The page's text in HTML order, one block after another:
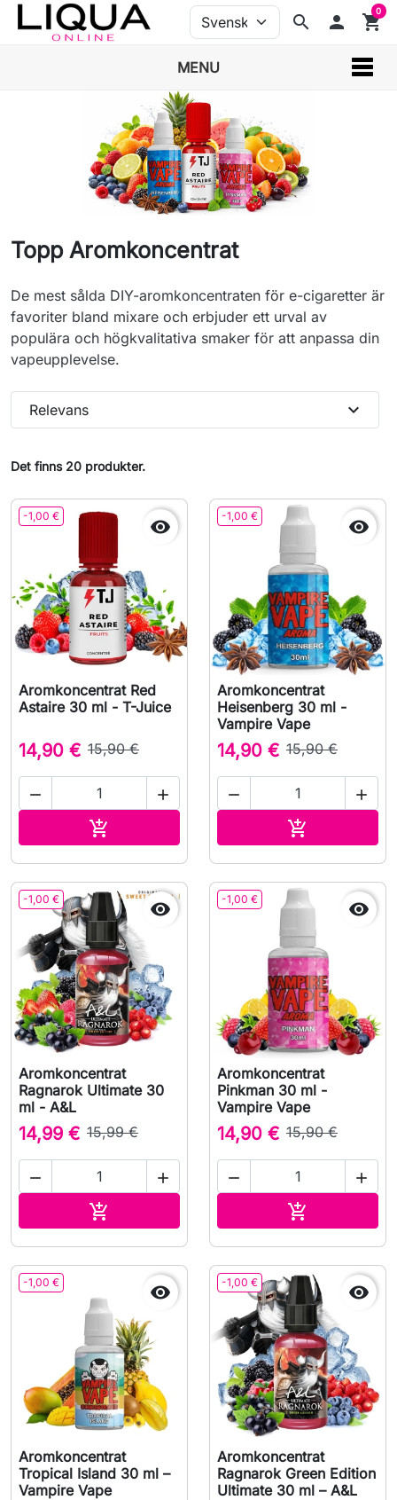
search person shopping_cart
0
MENU
Topp Aromkoncentrat
De mest sålda DIY-aromkoncentraten för e-cigaretter är
favoriter bland mixare och erbjuder ett urval av
populära och högkvalitativa smaker för att anpassa din
vapeupplevelse.
Det finns 20 produkter.
Relevans expand_more
-1,00 € 
Aromkoncentrat Red
Astaire 30 ml - T-Juice
14,90 € 15,90 €
 

-1,00 € 
Aromkoncentrat
Heisenberg 30 ml -
Vampire Vape
14,90 € 15,90 €
 

-1,00 € 
Aromkoncentrat
Ragnarok Ultimate 30
ml - A&L
14,99 € 15,99 €
 

-1,00 € 
Aromkoncentrat
Pinkman 30 ml -
Vampire Vape
14,90 € 15,90 €
 

-1,00 € 
Aromkoncentrat
Tropical Island 30 ml –
Vampire Vape
-1,00 € 
Aromkoncentrat
Ragnarok Green Edition
Ultimate 30 ml – A&L